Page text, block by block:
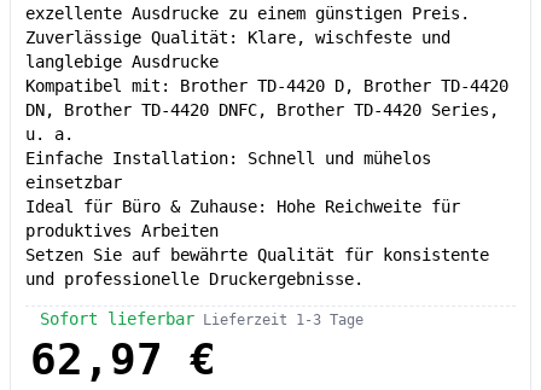
exzellente Ausdrucke zu einem günstigen Preis.
Zuverlässige Qualität: Klare, wischfeste und
langlebige Ausdrucke
Kompatibel mit: Brother TD-4420 D, Brother TD-4420
DN, Brother TD-4420 DNFC, Brother TD-4420 Series,
u. a.
Einfache Installation: Schnell und mühelos
einsetzbar
Ideal für Büro & Zuhause: Hohe Reichweite für
produktives Arbeiten
Setzen Sie auf bewährte Qualität für konsistente
und professionelle Druckergebnisse.
Sofort lieferbar Lieferzeit 1-3 Tage
62,97 €